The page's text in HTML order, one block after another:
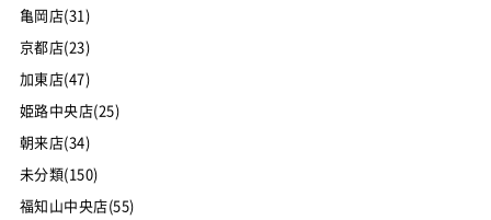
亀岡店(31)
京都店(23)
加東店(47)
姫路中央店(25)
朝来店(34)
未分類(150)
福知山中央店(55)